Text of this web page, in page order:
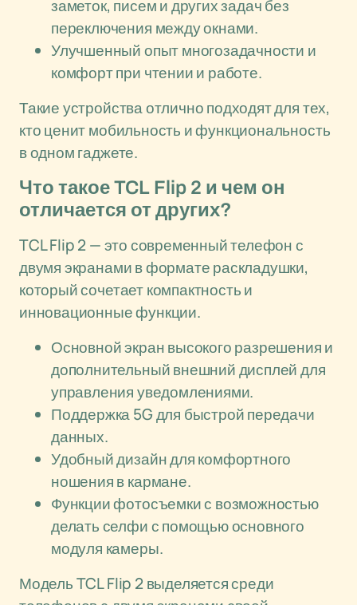
заметок, писем и других задач без
переключения между окнами.
Улучшенный опыт многозадачности и
комфорт при чтении и работе.
Такие устройства отлично подходят для тех,
кто ценит мобильность и функциональность
в одном гаджете.
Что такое TCL Flip 2 и чем он
отличается от других?
TCL Flip 2 — это современный телефон с
двумя экранами в формате раскладушки,
который сочетает компактность и
инновационные функции.
Основной экран высокого разрешения и
дополнительный внешний дисплей для
управления уведомлениями.
Поддержка 5G для быстрой передачи
данных.
Удобный дизайн для комфортного
ношения в кармане.
Функции фотосъемки с возможностью
делать селфи с помощью основного
модуля камеры.
Модель TCL Flip 2 выделяется среди